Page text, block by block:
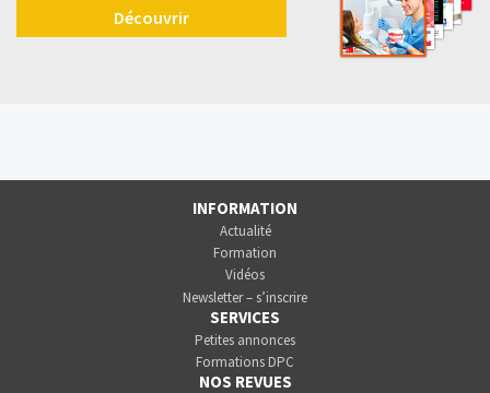
Découvrir
INFORMATION
Actualité
Formation
Vidéos
Newsletter – s’inscrire
SERVICES
Petites annonces
Formations DPC
NOS REVUES